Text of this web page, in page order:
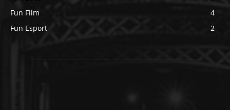
Fun Film
4
Fun Esport
2